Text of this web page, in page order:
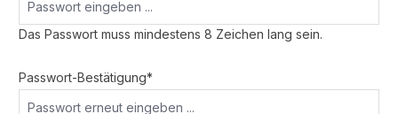
Das Passwort muss mindestens 8 Zeichen lang sein.
Passwort-Bestätigung*